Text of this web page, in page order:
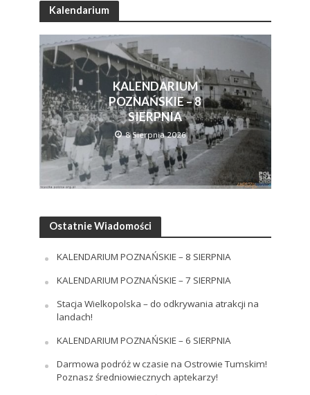
Kalendarium
KALENDARIUM
POZNAŃSKIE – 8
SIERPNIA
8 Sierpnia 2026
Ostatnie Wiadomości
KALENDARIUM POZNAŃSKIE – 8 SIERPNIA
KALENDARIUM POZNAŃSKIE – 7 SIERPNIA
Stacja Wielkopolska – do odkrywania atrakcji na
landach!
KALENDARIUM POZNAŃSKIE – 6 SIERPNIA
Darmowa podróż w czasie na Ostrowie Tumskim!
Poznasz średniowiecznych aptekarzy!